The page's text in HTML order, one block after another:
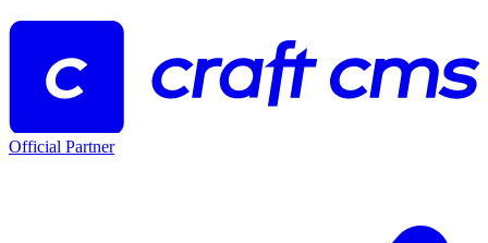
Official Partner